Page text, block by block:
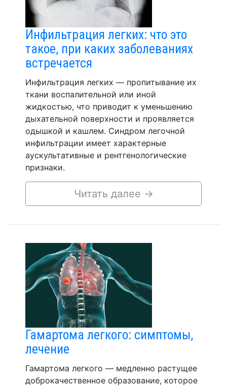
Инфильтрация легких: что это
такое, при каких заболеваниях
встречается
Инфильтрация легких — пропитывание их
ткани воспалительной или иной
жидкостью, что приводит к уменьшению
дыхательной поверхности и проявляется
одышкой и кашлем. Синдром легочной
инфильтрации имеет характерные
аускультативные и рентгенологические
признаки.
Читать далее →
Гамартома легкого: симптомы,
лечение
Гамартома легкого — медленно растущее
доброкачественное образование, которое